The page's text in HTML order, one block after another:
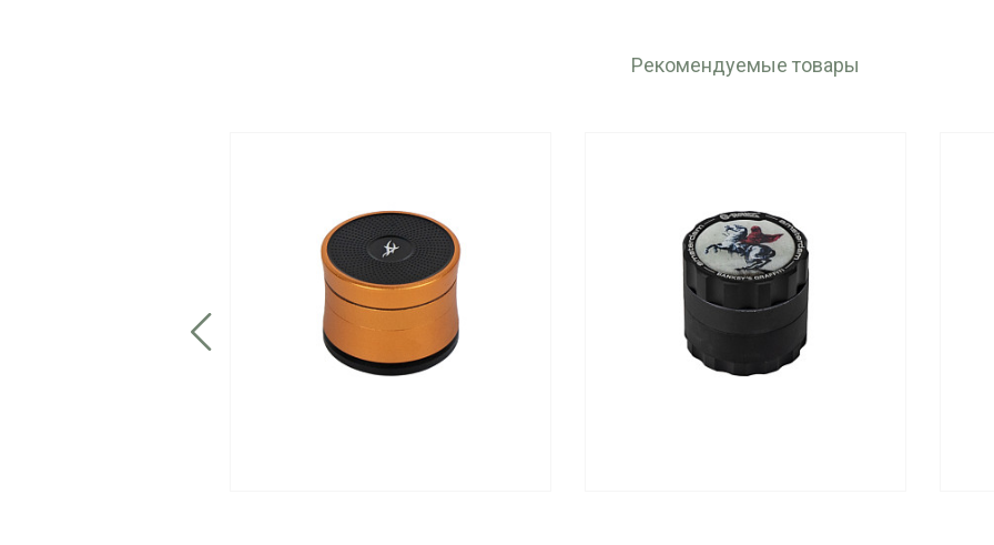
Рекомендуемые товары